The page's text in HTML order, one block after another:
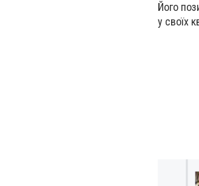
Його
у своїх